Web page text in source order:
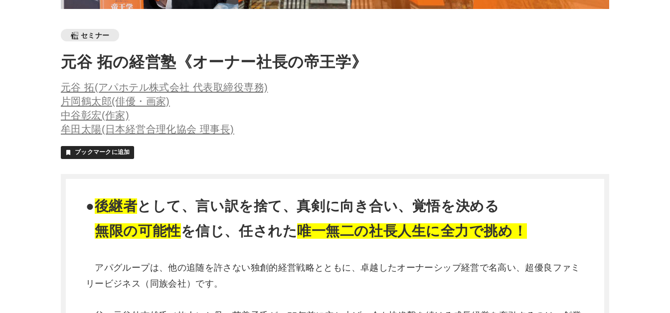
セミナー
元谷 拓の経営塾《オーナー社長の帝王学》
元谷 拓(アパホテル株式会社 代表取締役専務)
片岡鶴太郎(俳優・画家)
中谷彰宏(作家)
牟田太陽(日本経営合理化協会 理事長)
bookmark ブックマークに追加
●後継者として、言い訳を捨て、真剣に向き合い、覚悟を決める
無限の可能性を信じ、任された唯一無二の社長人生に全力で挑め！
アパグループは、他の追随を許さない独創的経営戦略とともに、卓越したオーナーシップ経営で名高い、超優良ファミ
リービジネス（同族会社）です。